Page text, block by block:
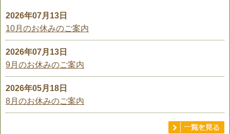
2026年07月13日
10月のお休みのご案内
2026年07月13日
9月のお休みのご案内
2026年05月18日
8月のお休みのご案内